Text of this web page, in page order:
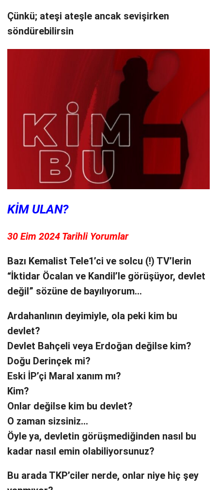
Çünkü; ateşi ateşle ancak sevişirken
söndürebilirsin
KİM ULAN?
30 Eim 2024 Tarihli Yorumlar
Bazı Kemalist Tele1’ci ve solcu (!) TV’lerin
“İktidar Öcalan ve Kandil’le görüşüyor, devlet
değil” sözüne de bayılıyorum…
Ardahanlının deyimiyle, ola peki kim bu
devlet?
Devlet Bahçeli veya Erdoğan değilse kim?
Doğu Derinçek mi?
Eski İP’çi Maral xanım mı?
Kim?
Onlar değilse kim bu devlet?
O zaman sizsiniz…
Öyle ya, devletin görüşmediğinden nasıl bu
kadar nasıl emin olabiliyorsunuz?
Bu arada TKP’ciler nerde, onlar niye hiç şey